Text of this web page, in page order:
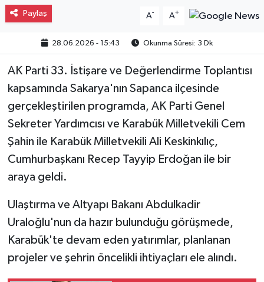
Paylaş A- A+
28.06.2026 - 15:43 Okunma Süresi: 3 Dk
AK Parti 33. İstişare ve Değerlendirme Toplantısı
kapsamında Sakarya'nın Sapanca ilçesinde
gerçekleştirilen programda, AK Parti Genel
Sekreter Yardımcısı ve Karabük Milletvekili Cem
Şahin ile Karabük Milletvekili Ali Keskinkılıç,
Cumhurbaşkanı Recep Tayyip Erdoğan ile bir
araya geldi.
Ulaştırma ve Altyapı Bakanı Abdulkadir
Uraloğlu'nun da hazır bulunduğu görüşmede,
Karabük'te devam eden yatırımlar, planlanan
projeler ve şehrin öncelikli ihtiyaçları ele alındı.